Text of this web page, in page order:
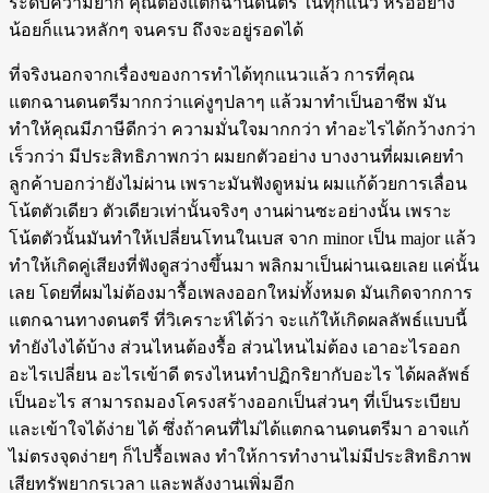
น้อยก็แนวหลักๆ จนครบ ถึงจะอยู่รอดได้
ที่จริงนอกจากเรื่องของการทำได้ทุกแนวแล้ว การที่คุณ
แตกฉานดนตรีมากกว่าแค่งูๆปลาๆ แล้วมาทำเป็นอาชีพ มัน
ทำให้คุณมีภาษีดีกว่า ความมั่นใจมากกว่า ทำอะไรได้กว้างกว่า
เร็วกว่า มีประสิทธิภาพกว่า ผมยกตัวอย่าง บางงานที่ผมเคยทำ
ลูกค้าบอกว่ายังไม่ผ่าน เพราะมันฟังดูหม่น ผมแก้ด้วยการเลื่อน
โน้ตตัวเดียว ตัวเดียวเท่านั้นจริงๆ งานผ่านซะอย่างนั้น เพราะ
โน้ตตัวนั้นมันทำให้เปลี่ยนโทนในเบส จาก minor เป็น major แล้ว
ทำให้เกิดคู่เสียงที่ฟังดูสว่างขึ้นมา พลิกมาเป็นผ่านเฉยเลย แค่นั้น
เลย โดยที่ผมไม่ต้องมารื้อเพลงออกใหม่ทั้งหมด มันเกิดจากการ
แตกฉานทางดนตรี ที่วิเคราะห์ได้ว่า จะแก้ให้เกิดผลลัพธ์แบบนี้
ทำยังไงได้บ้าง ส่วนไหนต้องรื้อ ส่วนไหนไม่ต้อง เอาอะไรออก
อะไรเปลี่ยน อะไรเข้าดี ตรงไหนทำปฏิกริยากับอะไร ได้ผลลัพธ์
เป็นอะไร สามารถมองโครงสร้างออกเป็นส่วนๆ ที่เป็นระเบียบ
และเข้าใจได้ง่าย ได้ ซึ่งถ้าคนที่ไม่ได้แตกฉานดนตรีมา อาจแก้
ไม่ตรงจุดง่ายๆ ก็ไปรื้อเพลง ทำให้การทำงานไม่มีประสิทธิภาพ
เสียทรัพยากรเวลา และพลังงานเพิ่มอีก